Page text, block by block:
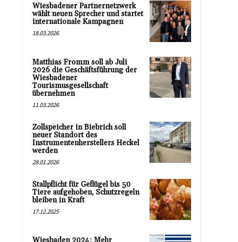
Wiesbadener Partnernetzwerk
wählt neuen Sprecher und startet
internationale Kampagnen
18.03.2026
Matthias Fromm soll ab Juli
2026 die Geschäftsführung der
Wiesbadener
Tourismusgesellschaft
übernehmen
11.03.2026
Zollspeicher in Biebrich soll
neuer Standort des
Instrumentenherstellers Heckel
werden
28.01.2026
Stallpflicht für Geflügel bis 50
Tiere aufgehoben, Schutzregeln
bleiben in Kraft
17.12.2025